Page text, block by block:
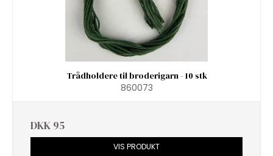
Trådholdere til broderigarn - 10 stk
860073
DKK 95
VIS PRODUKT